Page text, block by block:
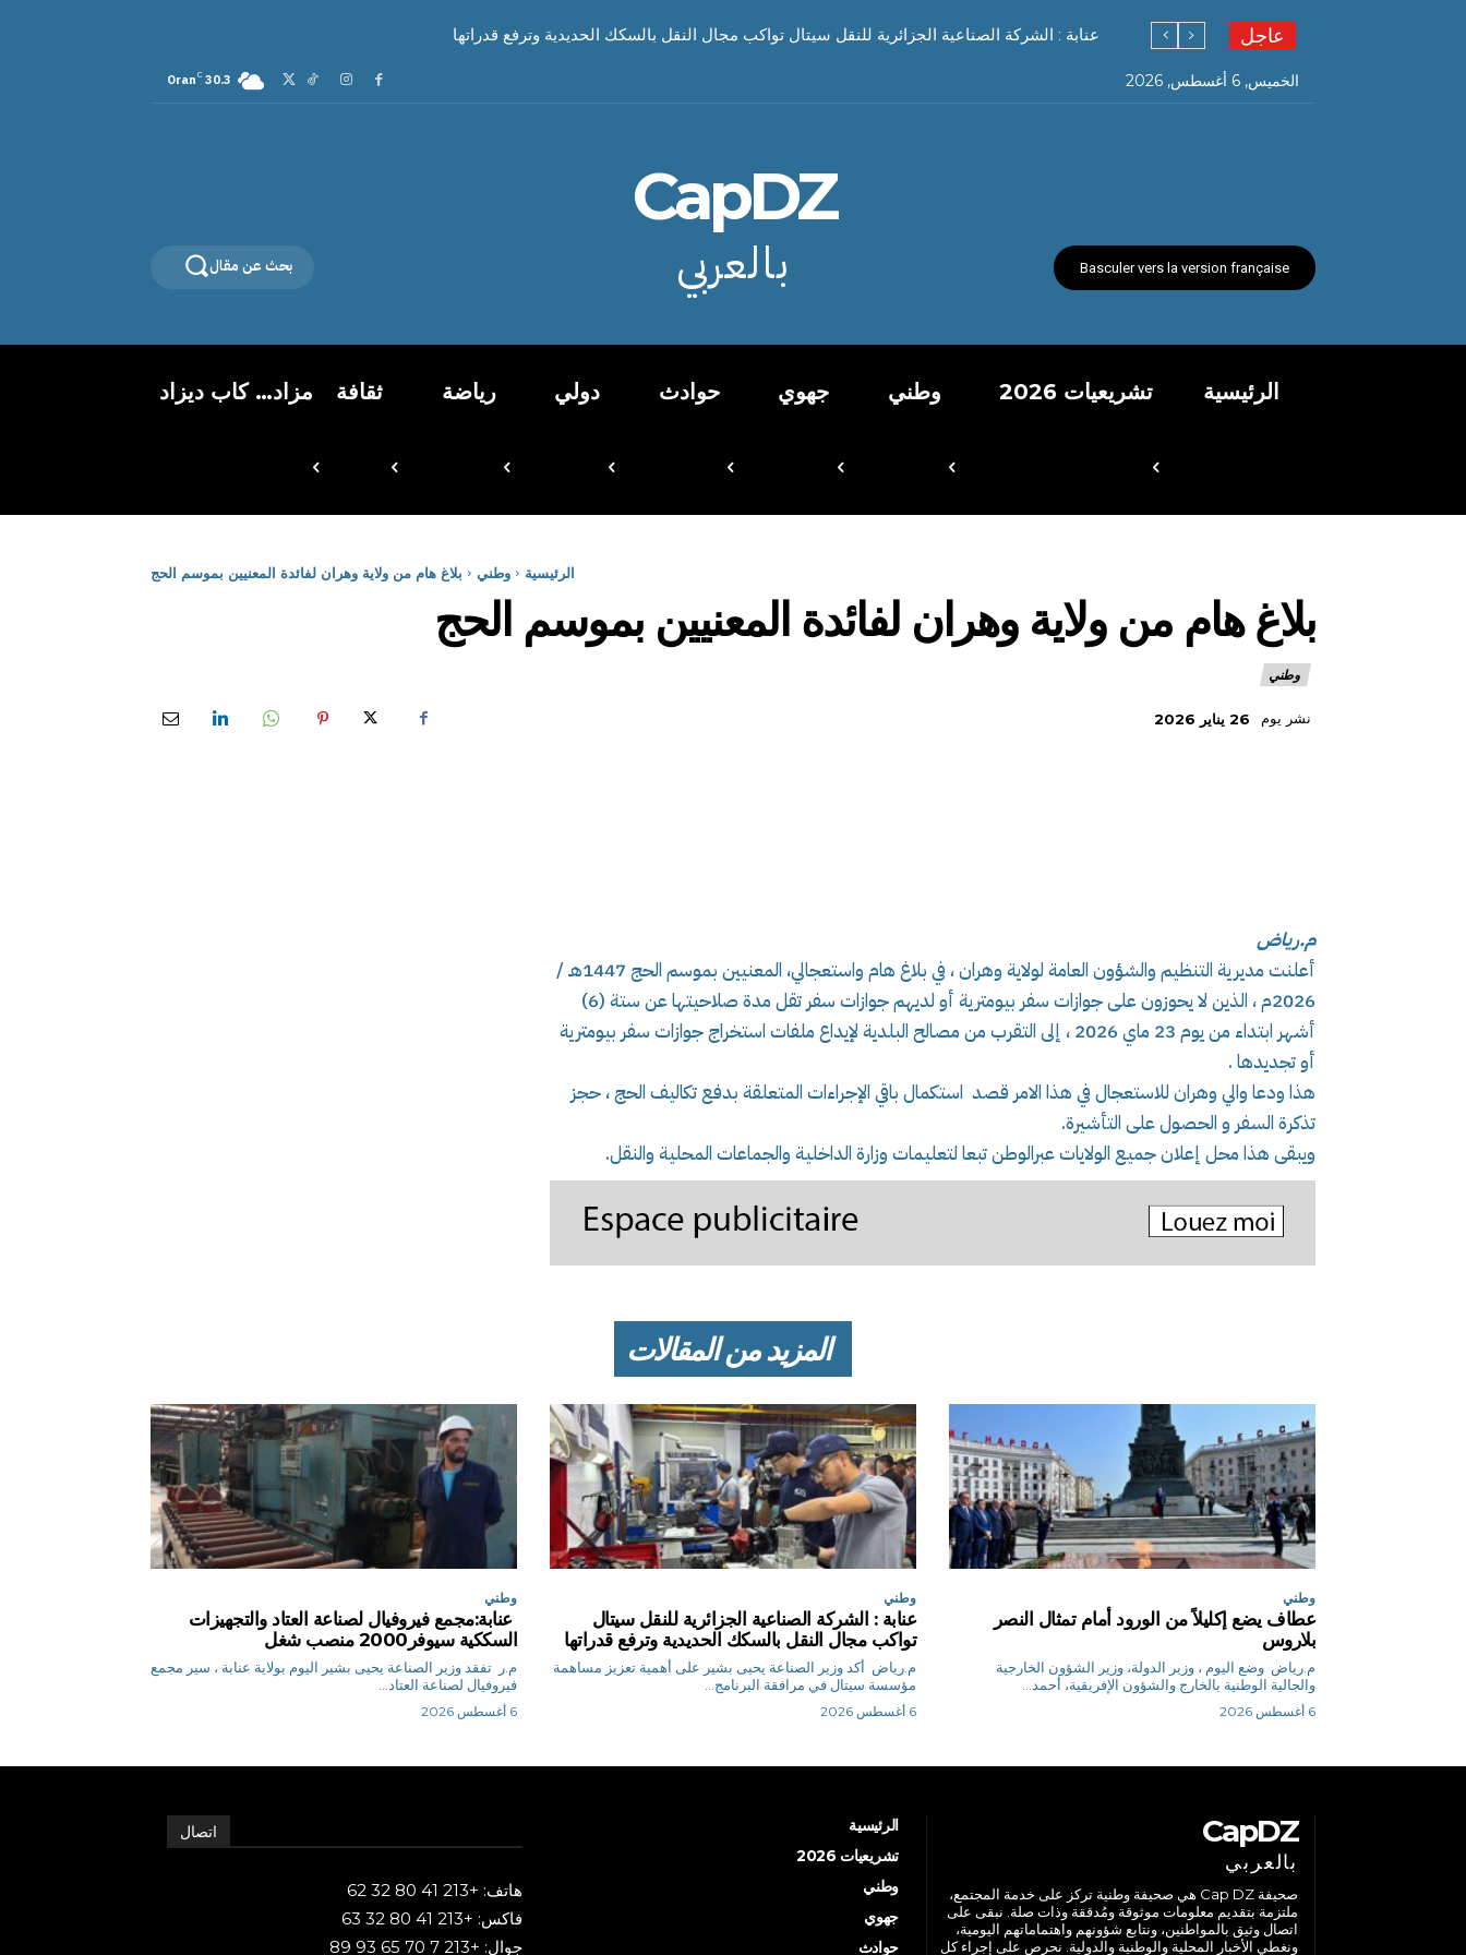
عاجل عنابة : الشركة الصناعية الجزائرية للنقل سيتال تواكب مجال النقل بالسكك الحديدية وترفع قدراتها
الخميس, 6 أغسطس, 2026 30.3
C
Oran
Basculer vers la version française
CapDZ
بالعربي بحث عن مقال
الرئيسية تشريعيات 2026 وطني جهوي حوادث دولي رياضة ثقافة مزاد… كاب ديزاد
الرئيسية وطني بلاغ هام من ولاية وهران لفائدة المعنيين بموسم الحج
بلاغ هام من ولاية وهران لفائدة المعنيين بموسم الحج
وطني
نشر يوم 26 يناير 2026
م.رياض
أعلنت مديرية التنظيم والشؤون العامة لولاية وهران ، في بلاغ هام واستعجالي، المعنيين بموسم الحج 1447هـ /
2026م ، الذين لا يحوزون على جوازات سفر بيومترية أو لديهم جوازات سفر تقل مدة صلاحيتها عن ستة (6)
أشهر ابتداء من يوم 23 ماي 2026 ، إلى التقرب من مصالح البلدية لإيداع ملفات استخراج جوازات سفر بيومترية
أو تجديدها .
هذا ودعا والي وهران للاستعجال في هذا الامر قصد استكمال باقي الإجراءات المتعلقة بدفع تكاليف الحج ، حجز
تذكرة السفر و الحصول على التأشيرة.
ويبقى هذا محل إعلان جميع الولايات عبرالوطن تبعا لتعليمات وزارة الداخلية والجماعات المحلية والنقل.
المزيد من المقالات
وطني
عطاف يضع إكليلاً من الورود أمام تمثال النصر
بلاروس
م.رياض وضع اليوم ، وزير الدولة، وزير الشؤون الخارجية
والجالية الوطنية بالخارج والشؤون الإفريقية، أحمد...
6 أغسطس 2026
وطني
عنابة : الشركة الصناعية الجزائرية للنقل سيتال
تواكب مجال النقل بالسكك الحديدية وترفع قدراتها
م.رياض أكد وزير الصناعة يحيى بشير على أهمية تعزيز مساهمة
مؤسسة سيتال في مرافقة البرنامج...
6 أغسطس 2026
وطني
عنابة:مجمع فيروفيال لصناعة العتاد والتجهيزات
السككية سيوفر2000 منصب شغل
م.ر تفقد وزير الصناعة يحيى بشير اليوم بولاية عنابة ، سير مجمع
فيروفيال لصناعة العتاد...
6 أغسطس 2026
CapDZ
بالعربي
صحيفة Cap DZ هي صحيفة وطنية تركز على خدمة المجتمع،
ملتزمة بتقديم معلومات موثوقة ومُدققة وذات صلة. نبقى على
اتصال وثيق بالمواطنين، ونتابع شؤونهم واهتماماتهم اليومية،
ونغطي الأخبار المحلية والوطنية والدولية. نحرص على إجراء كل
الرئيسية
تشريعيات 2026
وطني
جهوي
حوادث
اتصال
هاتف: +213 41 80 32 62
فاكس: +213 41 80 32 63
جوال: +213 7 70 65 93 89